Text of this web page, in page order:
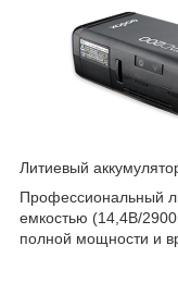
Литиевый
Профессиональный
емкостью (14,4В/
полной мощности и